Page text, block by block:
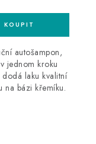
autošampon,
jednom kroku
dodá laku kvalitní
na bázi křemíku.